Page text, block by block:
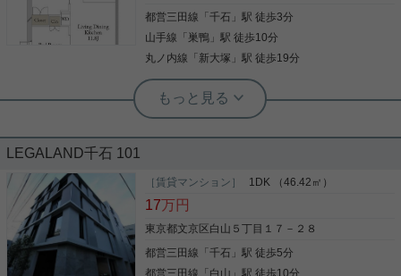
す。 室内はリノベーション工事後引渡のため、大変
綺麗です。 オートロックもありセキュリティ面は安
らず！ 2022年12月から置き配対応も可能になった
ので、さらに便利！ 小型犬もしくは猫1匹まで、ペ
ットのご相談ができる物件ですよ！ 気になった方
は、是非お問い合わせくださいませ！
写真(9)
詳細を見る
都営三田線 「千石 」駅 徒歩3分
山手線 「 巣鴨 」駅 徒歩10分
丸ノ内線 「 新大塚 」駅 徒歩19分
実用春日ホーム 千石店 会田将弘
【新築】千石駅徒歩3分の好立地です！
SLDKのお部屋です！ 浴室乾燥機や温水洗浄便座も
あり、設備も充実しています！ 空き予定のお部屋で
す！ ぜひお気軽にお問い合わせ下さい♪
写真(9)
LEGALAND千石 101
［賃貸マンション］ 1DK （46.42㎡）
17万円
東京都文京区白山５丁目１７－２８
都営三田線 「千石 」駅 徒歩5分
都営三田線 「 白山 」駅 徒歩10分